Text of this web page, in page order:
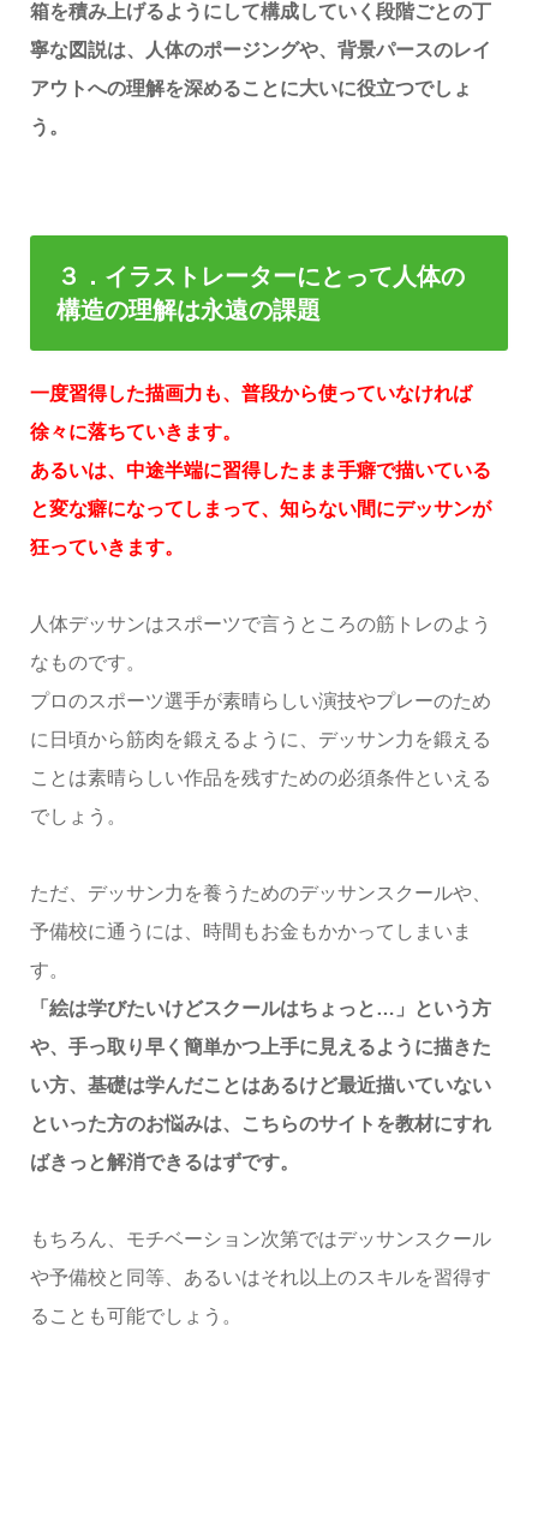
箱を積み上げるようにして構成していく段階ごとの丁
寧な図説は、人体のポージングや、背景パースのレイ
アウトへの理解を深めることに大いに役立つでしょ
う。
３．イラストレーターにとって人体の
構造の理解は永遠の課題
一度習得した描画力も、普段から使っていなければ
徐々に落ちていきます。
あるいは、中途半端に習得したまま手癖で描いている
と変な癖になってしまって、知らない間にデッサンが
狂っていきます。
人体デッサンはスポーツで言うところの筋トレのよう
なものです。
プロのスポーツ選手が素晴らしい演技やプレーのため
に日頃から筋肉を鍛えるように、デッサン力を鍛える
ことは素晴らしい作品を残すための必須条件といえる
でしょう。
ただ、デッサン力を養うためのデッサンスクールや、
予備校に通うには、時間もお金もかかってしまいま
す。
「絵は学びたいけどスクールはちょっと…」という方
や、手っ取り早く簡単かつ上手に見えるように描きた
い方、基礎は学んだことはあるけど最近描いていない
といった方のお悩みは、こちらのサイトを教材にすれ
ばきっと解消できるはずです。
もちろん、モチベーション次第ではデッサンスクール
や予備校と同等、あるいはそれ以上のスキルを習得す
ることも可能でしょう。